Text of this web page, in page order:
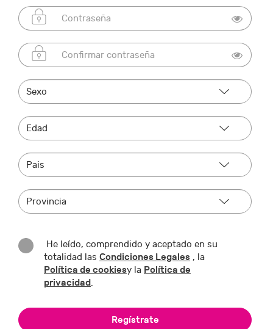
He leído, comprendido y aceptado en su
totalidad las Condiciones Legales , la
Política de cookiesy la Política de
privacidad.